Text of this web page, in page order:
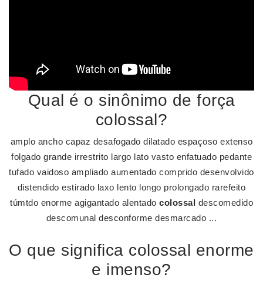
Qual é o sinônimo de força
colossal?
amplo ancho capaz desafogado dilatado espaçoso extenso
folgado grande irrestrito largo lato vasto enfatuado pedante
tufado vaidoso ampliado aumentado comprido desenvolvido
distendido estirado laxo lento longo prolongado rarefeito
túmtdo enorme agigantado alentado colossal descomedido
descomunal desconforme desmarcado ...
O que significa colossal enorme
e imenso?